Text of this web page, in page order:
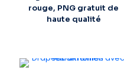
rouge, PNG gratuit de
haute qualité